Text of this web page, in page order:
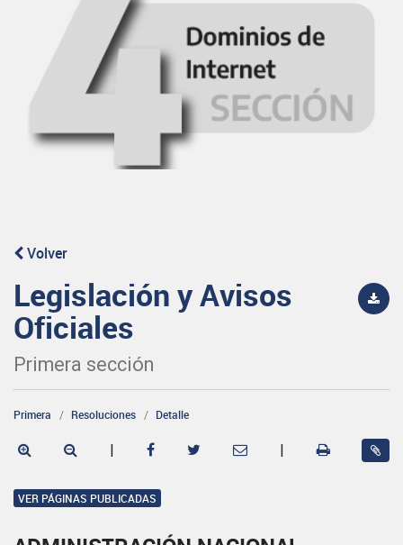
Volver
Legislación y Avisos
Oficiales
Primera sección
Primera Resoluciones Detalle
| |
VER PÁGINAS PUBLICADAS